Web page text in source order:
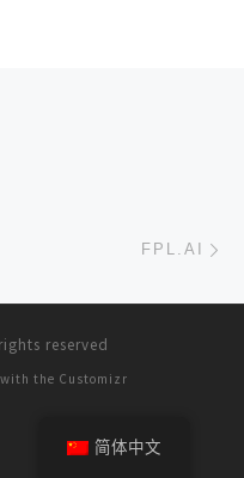
FPL.AI
reserved
with the Customizr
简体中文